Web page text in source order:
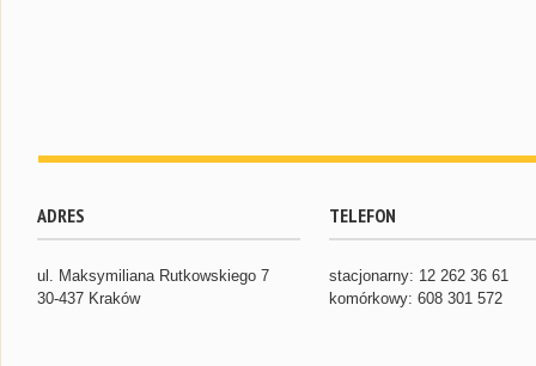
ADRES
ul. Maksymiliana Rutkowskiego 7
30-437 Kraków
TELEFON
stacjonarny: 12 262 36 61
komórkowy: 608 301 572